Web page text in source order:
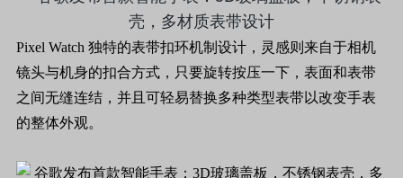
Pixel Watch 独特的表带扣环机制设计，灵感则来自于相机
镜头与机身的扣合方式，只要旋转按压一下，表面和表带
之间无缝连结，并且可轻易替换多种类型表带以改变手表
的整体外观。